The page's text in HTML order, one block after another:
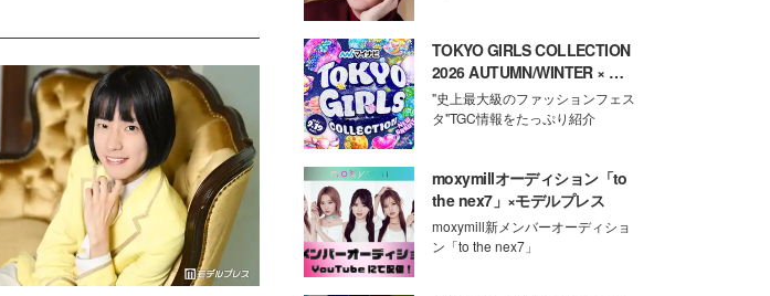
TOKYO GIRLS COLLECTION
2026 AUTUMN/WINTER × モ
デルプレス
"史上最大級のファッションフェス
タ"TGC情報をたっぷり紹介
moxymillオーディション「to
the nex7」×モデルプレス
moxymill新メンバーオーディショ
ン「to the nex7」